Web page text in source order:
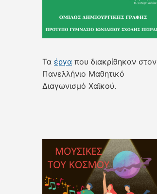
Τα έργα που διακρίθηκαν στον
Πανελλήνιο Μαθητικό
Διαγωνισμό Χαϊκού.